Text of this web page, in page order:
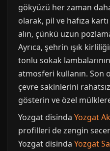
gökyüzü her zaman
olarak, pil ve hafıza
alın, çünkü uzun
Ayrıca, şehrin ışık
tonlu sokak lambalarının
atmosferi kullanın. Son
çevre sakinlerini
gösterin ve özel
Yozgat disinda Yozgat
profilleri de zengin
Yozgat disinda Yozgat